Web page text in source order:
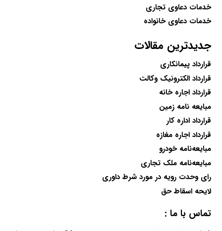
خدمات دعاوی تجاری
خدمات دعاوی خانواده
جدیدترین مقالات
قرارداد پیمانکاری
قرارداد الکترونیک وکالت
قرارداد اجاره خانه
مبایعه نامه زمین
قرارداد اداره کار
قرارداد اجاره مغازه
مبایعه‌نامه خودرو
مبایعه‌نامه ملک تجاری
رای وحدت رویه در مورد شرط داوری
لایحه اسقاط حق
تماس با ما :